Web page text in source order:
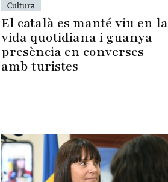
Cultura
El català es manté viu en la
vida quotidiana i guanya
presència en converses
amb turistes